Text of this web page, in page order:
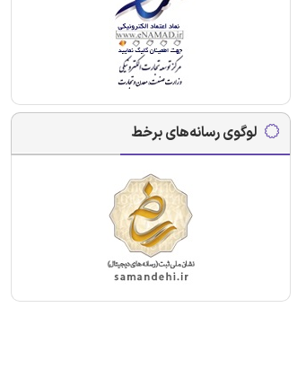
لوگوی رسانه‌های برخط